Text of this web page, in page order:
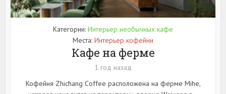
Категории: Интерьер необычных кафе
Места: Интерьер кофейни
Кафе на ферме
1 год назад
Кофейня Zhichang Coffee расположена на ферме Mihe,